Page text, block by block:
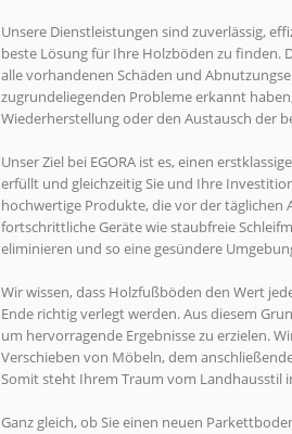
Unsere Dienstleistungen sind zuverlässig,
beste Lösung für Ihre Holzböden zu finden.
alle vorhandenen Schäden und
zugrundeliegenden Probleme erkannt
Wiederherstellung oder den Austausch der
Unser Ziel bei EGORA ist es, einen
erfüllt und gleichzeitig Sie und Ihre
hochwertige Produkte, die vor der
fortschrittliche Geräte wie staubfreie
eliminieren und so eine gesündere
Wir wissen, dass Holzfußböden den Wert
Ende richtig verlegt werden. Aus diesem
um hervorragende Ergebnisse zu erzielen.
Verschieben von Möbeln, dem
Somit steht Ihrem Traum vom Landhausstil
Ganz gleich, ob Sie einen neuen